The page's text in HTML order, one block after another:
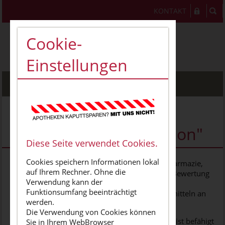
KONTAKT
Gebiet
"Arzneimittelinformation"
"Arzneimittelinformation" ist das Gebiet der Pharmazie,
das die Erarbeitung, Sammlung, Aufbereitung, Bewertung
und Weitergabe von Erkenntnissen zur Qualität,
Wirksamkeit und Unbedenklichkeit von Arzneimitteln an
unterschiedliche Zielgruppen umfasst.
Der Fachapotheker für Arzneimittelinformation ist befähigt
Cookie-
Einstellungen
Diese Seite verwendet Cookies.
Cookies speichern Informationen lokal
auf Ihrem Rechner. Ohne die
Verwendung kann der
Funktionsumfang beeinträchtigt
werden.
Die Verwendung von Cookies können
Sie in Ihrem WebBrowser